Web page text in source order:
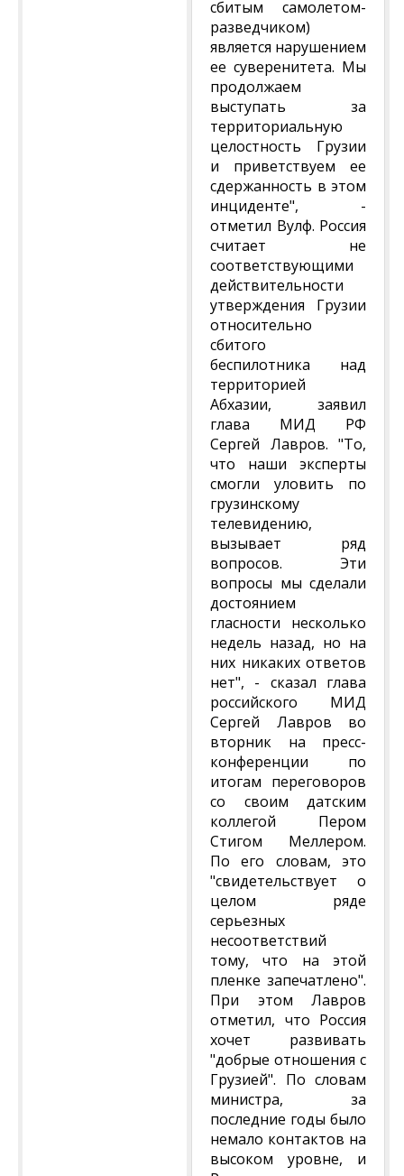
сбитым самолетом-
разведчиком)
является нарушением
ее суверенитета. Мы
продолжаем
выступать за
территориальную
целостность Грузии
и приветствуем ее
сдержанность в этом
инциденте", -
отметил Вулф. Россия
считает не
соответствующими
действительности
утверждения Грузии
относительно
сбитого
беспилотника над
территорией
Абхазии, заявил
глава МИД РФ
Сергей Лавров. "То,
что наши эксперты
смогли уловить по
грузинскому
телевидению,
вызывает ряд
вопросов. Эти
вопросы мы сделали
достоянием
гласности несколько
недель назад, но на
них никаких ответов
нет", - сказал глава
российского МИД
Сергей Лавров во
вторник на пресс-
конференции по
итогам переговоров
со своим датским
коллегой Пером
Стигом Меллером.
По его словам, это
"свидетельствует о
целом ряде
серьезных
несоответствий
тому, что на этой
пленке запечатлено".
При этом Лавров
отметил, что Россия
хочет развивать
"добрые отношения с
Грузией". По словам
министра, за
последние годы было
немало контактов на
высоком уровне, и